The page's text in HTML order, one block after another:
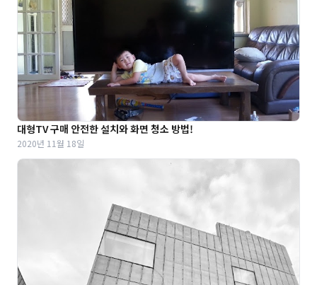
대형TV 구매 안전한 설치와 화면 청소 방법!
2020년 11월 18일